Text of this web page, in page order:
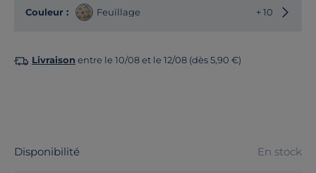
Couleur : Feuillage + 10
Livraison entre le 10/08 et le 12/08 (dès 5,90 €)
Disponibilité En stock